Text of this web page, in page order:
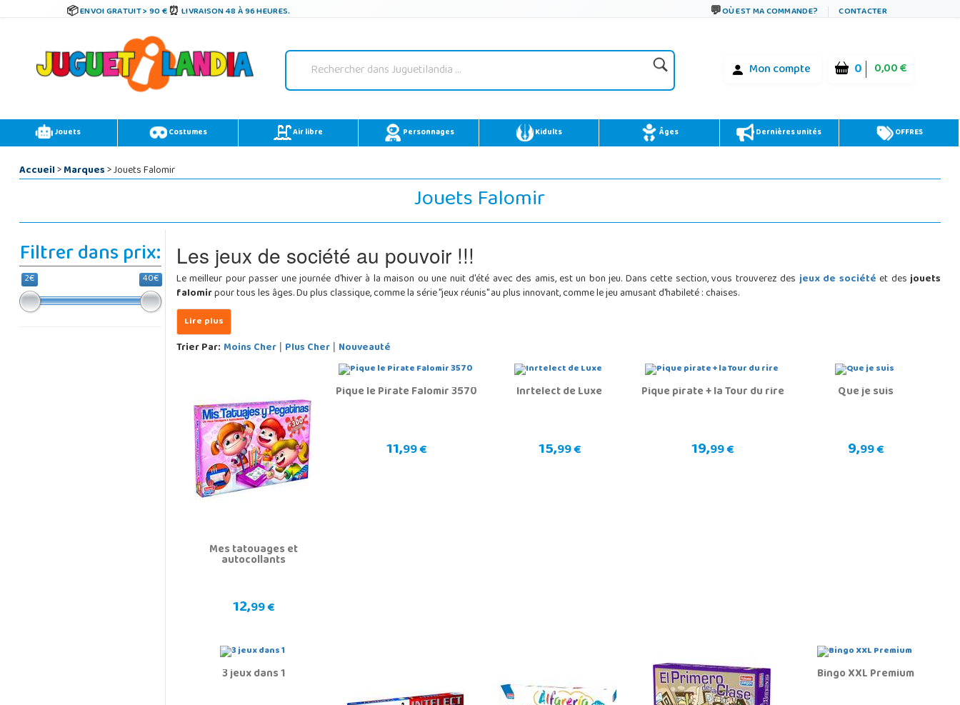
ENVOI GRATUIT > 90 € LIVRAISON 48 À 96 HEURES. OÙ EST MA COMMANDE? CONTACTER
Mon compte 0 0,00 €
Jouets Costumes Air libre Personnages Kidults Âges Dernières unités OFFRES
Accueil>Marques> Jouets Falomir
Jouets Falomir
Filtrer dans prix:
2€ 40€
Les jeux de société au pouvoir !!!
Le meilleur pour passer une journée d'hiver à la maison ou une nuit d'été avec des amis, est un bon jeu. Dans cette section, vous trouverez des jeux de sociétéet desjouets
falomirpour tous les âges. Du plus classique, comme la série "jeux réunis" au plus innovant, comme le jeu amusant d'habileté : chaises.
Trier Par: Moins Cher| Plus Cher| Nouveauté
Mes tatouages et
autocollants
12,99 €
Pique le Pirate Falomir 3570
11,99 €
Inrtelect de Luxe
15,99 €
Pique pirate + la Tour du rire
19,99 €
Que je suis
9,99 €
3 jeux dans 1 Bingo XXL Premium